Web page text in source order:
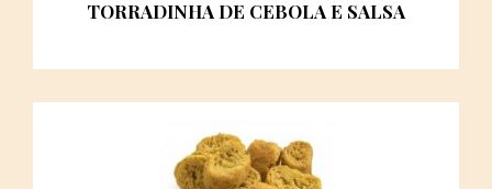
TORRADINHA DE CEBOLA E SALSA